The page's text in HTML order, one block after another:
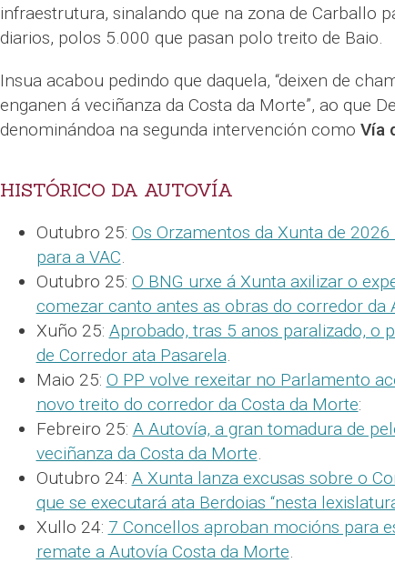
infraestrutura, sinalando que na zona de Carballo
diarios, polos 5.000 que pasan polo treito de Baio.
Insua acabou pedindo que daquela, “deixen de
enganen á veciñanza da Costa da Morte”, ao que
denominándoa na segunda intervención como Vía
HISTÓRICO DA AUTOVÍA
Outubro 25: Os Orzamentos da Xunta de
para a VAC.
Outubro 25: O BNG urxe á Xunta axilizar o
comezar canto antes as obras do corredor da
Xuño 25: Aprobado, tras 5 anos paralizado, o
de Corredor ata Pasarela.
Maio 25: O PP volve rexeitar no Parlamento
novo treito do corredor da Costa da Morte:
Febreiro 25: A Autovía, a gran tomadura de
veciñanza da Costa da Morte.
Outubro 24: A Xunta lanza excusas sobre o
que se executará ata Berdoias “nesta
Xullo 24: 7 Concellos aproban mocións para
remate a Autovía Costa da Morte.